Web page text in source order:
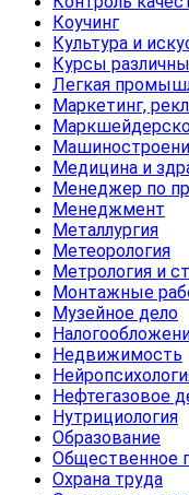
Коучинг
Культура и
Курсы
Легкая
Маркетинг,
Медицина и
Менеджер по
Менеджмент
Металлургия
Метеорология
Метрология и
Монтажные
Музейное дело
Недвижимость
Нефтегазовое
Нутрициология
Образование
Общественное
Охрана труда